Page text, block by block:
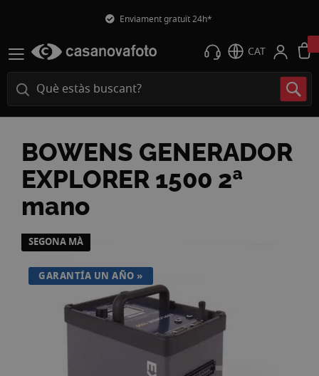
Enviament gratuït 24h*
CAT
BOWENS GENERADOR
EXPLORER 1500 2ª
mano
Vés
a
la
SEGONA MÀ
GARANTÍA UN AÑO